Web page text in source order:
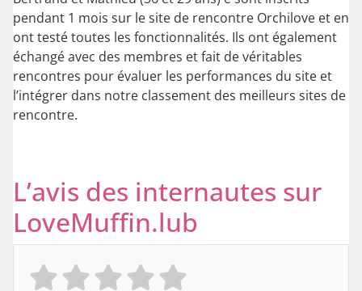
pendant 1 mois sur le site de rencontre Orchilove et en
ont testé toutes les fonctionnalités. Ils ont également
échangé avec des membres et fait de véritables
rencontres pour évaluer les performances du site et
l’intégrer dans notre classement des meilleurs sites de
rencontre.
L’avis des internautes sur
LoveMuffin.lub